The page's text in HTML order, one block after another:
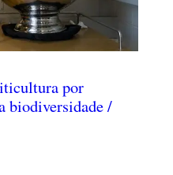
por
biodiversidade /